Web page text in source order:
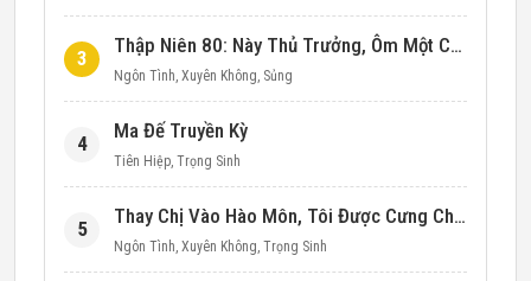
3
Thập Niên 80: Này Thủ Trưởng, Ôm Một Cái Đi!
Ngôn Tình, Xuyên Không, Sủng
4
Ma Đế Truyền Kỳ
Tiên Hiệp, Trọng Sinh
5
Thay Chị Vào Hào Môn, Tôi Được Cưng Chiều Hết Mực (Thập Niên 90)
Ngôn Tình, Xuyên Không, Trọng Sinh